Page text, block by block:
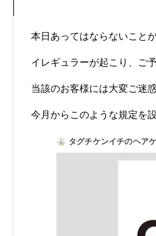
本日あってはならないこと
イレギュラーが起こり、ご
当該のお客様には大変ご迷
今月からこのような規定を